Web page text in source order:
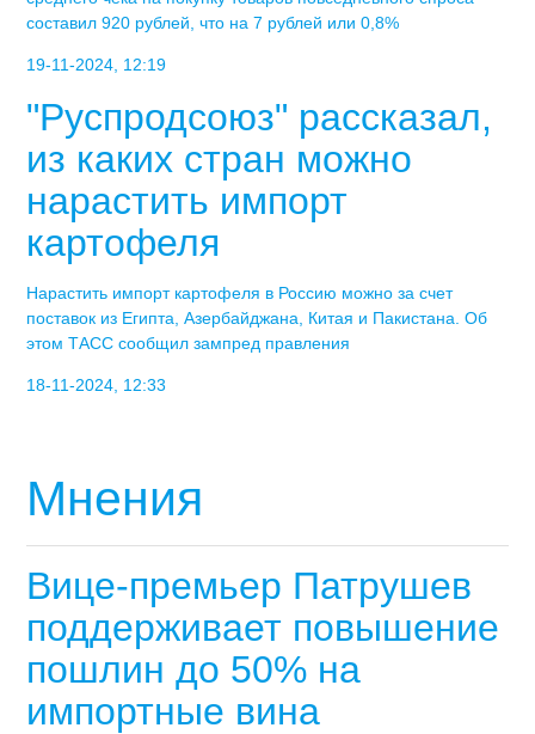
составил 920 рублей, что на 7 рублей или 0,8%
19-11-2024, 12:19
"Руспродсоюз" рассказал,
из каких стран можно
нарастить импорт
картофеля
Нарастить импорт картофеля в Россию можно за счет
поставок из Египта, Азербайджана, Китая и Пакистана. Об
этом ТАСС сообщил зампред правления
18-11-2024, 12:33
Мнения
Вице-премьер Патрушев
поддерживает повышение
пошлин до 50% на
импортные вина